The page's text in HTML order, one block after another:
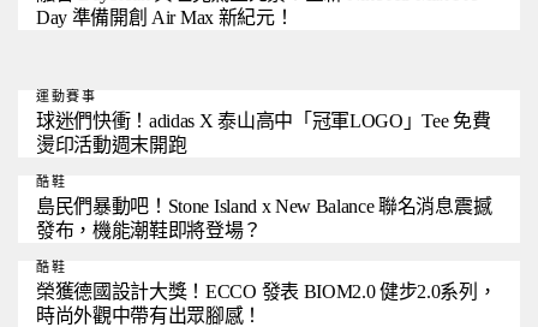
Day 準備開創 Air Max 新紀元！
運動賽事
球迷們快衝！adidas X 泰山高中「冠軍LOGO」Tee 免費
燙印活動週末開跑
酷鞋
島民們暴動吧！Stone Island x New Balance 聯名消息震撼
發布，機能潮鞋即將登場？
酷鞋
榮獲德國設計大獎！ECCO 發表 BIOM2.0 健步2.0系列，
時尚外觀中帶有出眾腳感！